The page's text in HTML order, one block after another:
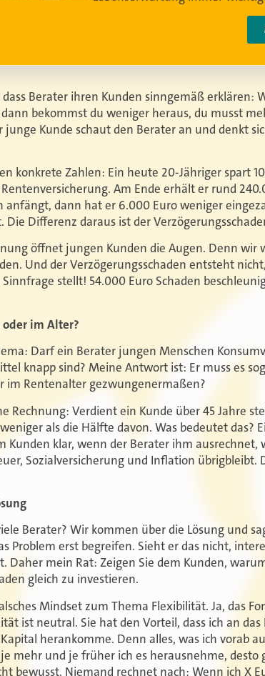
Berater ihren Kunden sinngemäß erklären:
bekommst du weniger heraus, du musst
junge Kunde schaut den Berater an und denkt
konkrete Zahlen: Ein heute 20-Jähriger spart
Am Ende erhält er rund
anfängt, dann hat er 6.000 Euro weniger
Die Differenz daraus ist der
öffnet jungen Kunden die Augen. Denn wir
Und der Verzögerungsschaden entsteht
stellt! 54.000 Euro Schaden
im Alter?
Darf ein Berater jungen Menschen
knapp sind? Meine Antwort ist: Er muss es
im Rentenalter gezwungenermaßen?
Rechnung: Verdient ein Kunde über 45 Jahre
als die Hälfte davon. Was bedeutet das?
Kunden klar, wenn der Berater ihm
Sozialversicherung und Inflation übrigbleibt.
Berater? Wir kommen über die Lösung und
Problem erst begreifen. Sieht er das nicht,
Daher mein Rat: Zeigen Sie dem Kunden,
gleich zu investieren.
Mindset zum Thema Flexibilität. Ja, das
ist neutral. Sie hat den Vorteil, dass ich an
herankomme. Denn alles, was ich vorab
mehr und je früher ich es herausnehme, desto
bewusst. Niemand rechnet nach: Wenn ich X